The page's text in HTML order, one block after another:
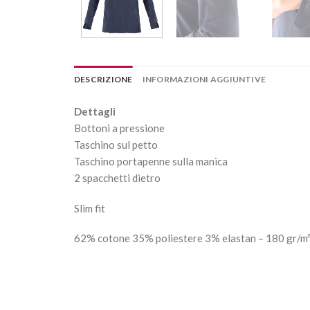
DESCRIZIONE INFORMAZIONI AGGIUNTIVE
Dettagli
Bottoni a pressione
Taschino sul petto
Taschino portapenne sulla manica
2 spacchetti dietro
Slim fit
62% cotone 35% poliestere 3% elastan – 180 gr/m²